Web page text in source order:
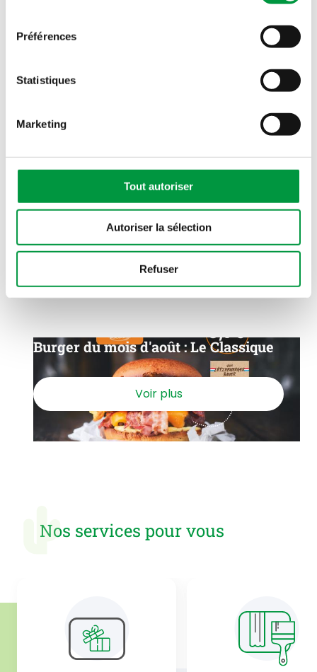
Préférences
Statistiques
Marketing
Tout autoriser
Autoriser la sélection
Refuser
Nouveau!
café
Voir plus
Burger du mois d'août : Le Classique
Voir plus
Nos services pour vous